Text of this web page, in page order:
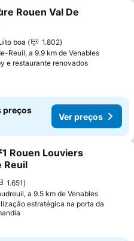
aos favoritos
Rouen Val De
boa
1.802
Reuil, a 9.9 km de Venables
e restaurante renovados
preços
Ver preços
aos favoritos
Rouen Louviers
Reuil
1.651
a 9.5 km de Venables
estratégica na porta da